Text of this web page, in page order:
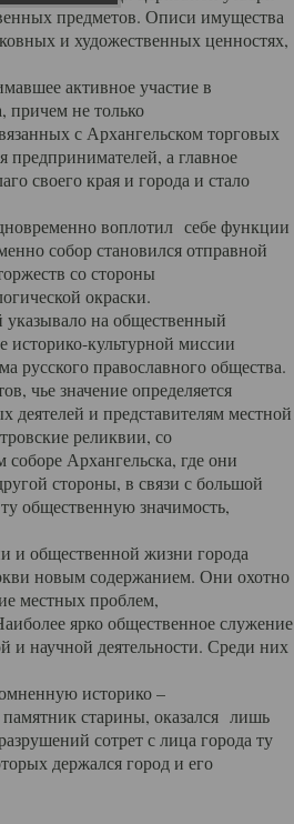
предметов. Описи имущества
и художественных ценностях,
активное участие в
причем не только
с Архангельском торговых
предпринимателей, а главное
своего края и города и стало
воплотил себе функции
собор становился отправной
со стороны
окраски.
на общественный
историко-культурной миссии
русского православного общества.
чье значение определяется
деятелей и представителям местной
реликвии, со
Архангельска, где они
стороны, в связи с большой
общественную значимость,
общественной жизни города
новым содержанием. Они охотно
местных проблем,
ярко общественное служение
и научной деятельности. Среди них
историко –
памятник старины, оказался лишь
сотрет с лица города ту
держался город и его